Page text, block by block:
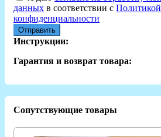
данных в соответствии с Политикой
конфиденциальности
Отправить
Инструкции:
Гарантия и возврат товара:
Сопутствующие товары